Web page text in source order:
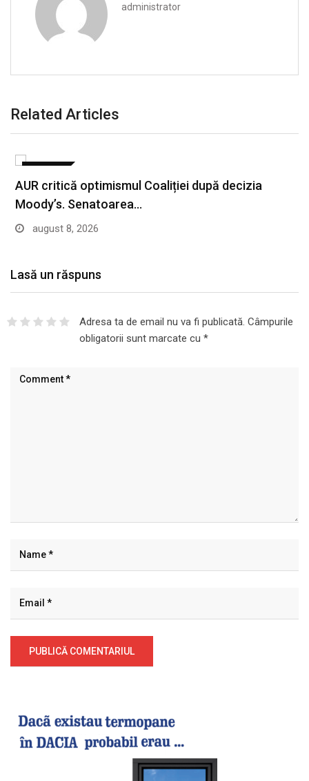
administrator
Related Articles
AUR critică optimismul Coaliției după decizia
Moody’s. Senatoarea…
august 8, 2026
Lasă un răspuns
Adresa ta de email nu va fi publicată. Câmpurile
obligatorii sunt marcate cu *